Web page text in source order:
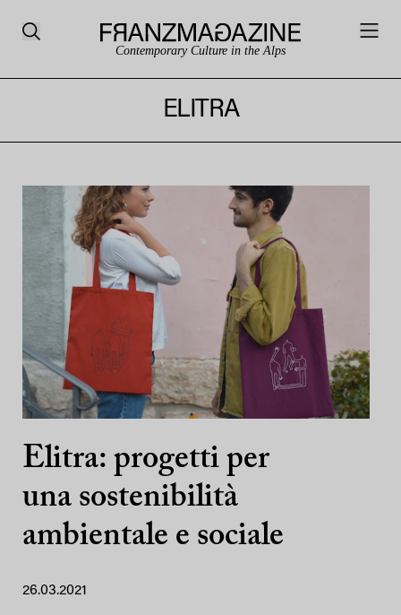
Contemporary Culture in the Alps
ELITRA
Elitra: progetti per
una sostenibilità
ambientale e sociale
26.03.2021